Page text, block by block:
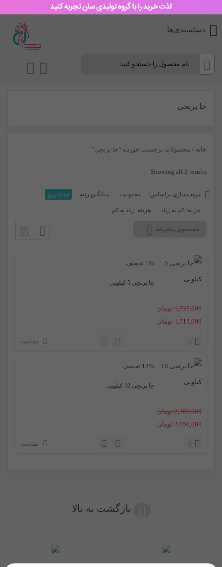
دسته‌بندی‌ها
جا برنجی
خانه / محصولات برچسب خورده “جا برنجی”
Showing all 2 results
مرتب‌سازی براساس: محبوبیت میانگین رتبه جدیدترین
هزینه: کم به زیاد هزینه: زیاد به کم
جستجوی پیشرفته
1% تخفیف
جا برنجی 5 کیلویی
1,735,000 تومان
1,715,000 تومان
0 مقایسه
13% تخفیف
جا برنجی 10 کیلویی
2,360,000 تومان
2,050,000 تومان
0 مقایسه
بازگشت به بالا